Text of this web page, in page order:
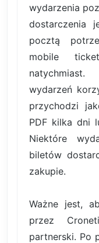
wydarzenia
dostarczenia
pocztą
mobile
natychmiast.
wydarzeń
przychodzi
PDF kilka dni
Niektóre
biletów
zakupie.
Ważne jest,
przez
partnerski. Po